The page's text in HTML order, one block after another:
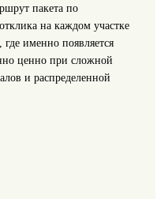
пакета по
на каждом участке
именно появляется
ценно при сложной
и распределенной